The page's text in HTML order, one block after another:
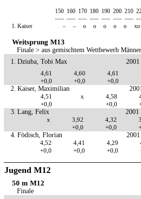
150 160 170 180 190 200 210
—– —– —– —– —– —– —–
1. Kaiser – – o o o o o xo
Weitsprung M13
Finale > aus gemischtem Wettbewerb Männer
1.
Dziuba, Tobi Max 2001
4,61
4,60 4,61
+0,0
+0,0 +0,0
2. Kaiser, Maximilian 2001
4,51
x 4,58
+0,0
+0,0
3. Lang, Felix 2001
x
3,92 4,32
+0,0
+0,0
4. Födisch, Florian 2001
4,52
4,41 4,29
+0,0
+0,0 +0,0
Jugend M12
50 m M12
Finale